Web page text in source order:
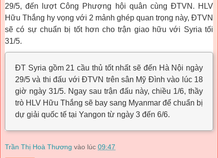
29/5, đến lượt Công Phượng hội quân cùng ĐTVN. HLV
Hữu Thắng hy vọng với 2 mảnh ghép quan trọng này, ĐTVN
sẽ có sự chuẩn bị tốt hơn cho trận giao hữu với Syria tối
31/5.
ĐT Syria gồm 21 cầu thủ tốt nhất sẽ đến Hà Nội ngày
29/5 và thi đấu với ĐTVN trên sân Mỹ Đình vào lúc 18
giờ ngày 31/5. Ngay sau trận đấu này, chiều 1/6, thầy
trò HLV Hữu Thắng sẽ bay sang Myanmar để chuẩn bị
dự giải quốc tế tại Yangon từ ngày 3 đến 6/6.
Trần Thị Hoà Thương vào lúc 09:47